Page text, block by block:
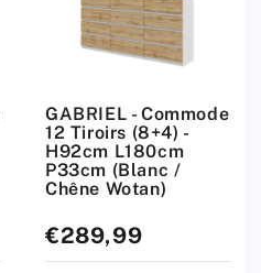
GABRIEL - Commode
12 Tiroirs (8+4) -
H92cm L180cm
P33cm (Blanc /
Chêne Wotan)
Prix
standard
€289,99